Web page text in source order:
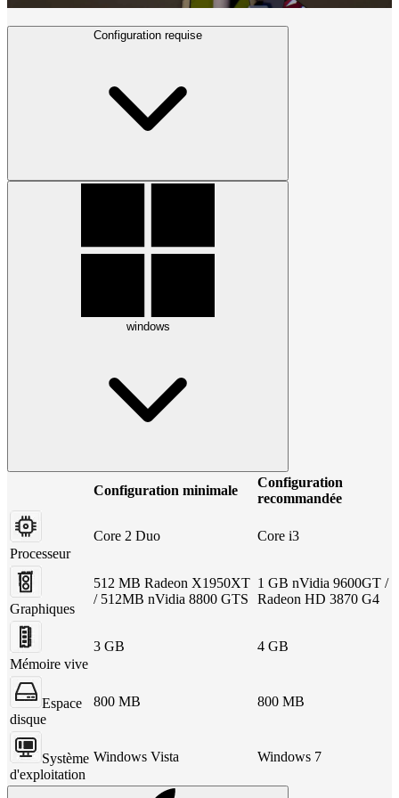
Configuration requise
windows
Configuration minimale
Configuration
recommandée
Processeur
Core 2 Duo Core i3
Graphiques
512 MB Radeon X1950XT
/ 512MB nVidia 8800 GTS
1 GB nVidia 9600GT /
Radeon HD 3870 G4
Mémoire vive
3 GB 4 GB
Espace
disque
800 MB 800 MB
Système
d'exploitation
Windows Vista Windows 7